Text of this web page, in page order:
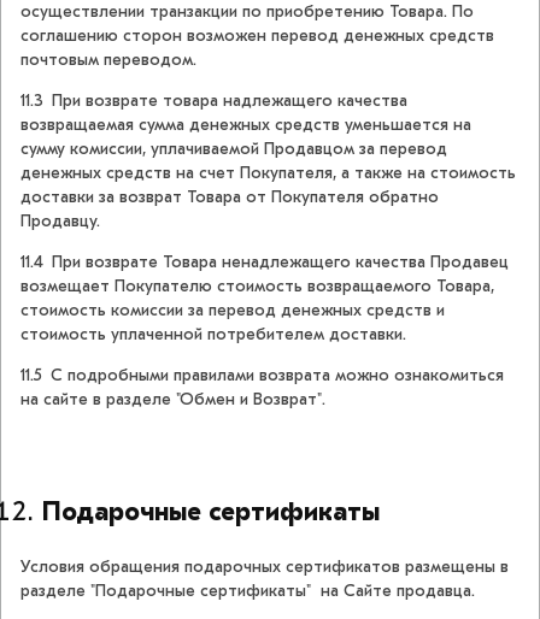
осуществлении транзакции по приобретению Товара. По
соглашению сторон возможен перевод денежных средств
почтовым переводом.
11.3 При возврате товара надлежащего качества
возвращаемая сумма денежных средств уменьшается на
сумму комиссии, уплачиваемой Продавцом за перевод
денежных средств на счет Покупателя, а также на стоимость
доставки за возврат Товара от Покупателя обратно
Продавцу.
11.4 При возврате Товара ненадлежащего качества Продавец
возмещает Покупателю стоимость возвращаемого Товара,
стоимость комиссии за перевод денежных средств и
стоимость уплаченной потребителем доставки.
11.5 С подробными правилами возврата можно ознакомиться
на сайте в разделе "Обмен и Возврат".
Подарочные сертификаты
Условия обращения подарочных сертификатов размещены в
разделе "Подарочные сертификаты" на Сайте продавца.